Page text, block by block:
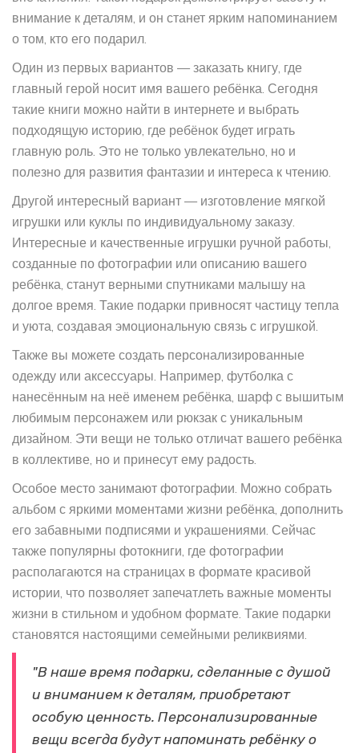
внимание к деталям, и он станет ярким напоминанием
о том, кто его подарил.
Один из первых вариантов — заказать книгу, где
главный герой носит имя вашего ребёнка. Сегодня
такие книги можно найти в интернете и выбрать
подходящую историю, где ребёнок будет играть
главную роль. Это не только увлекательно, но и
полезно для развития фантазии и интереса к чтению.
Другой интересный вариант — изготовление мягкой
игрушки или куклы по индивидуальному заказу.
Интересные и качественные игрушки ручной работы,
созданные по фотографии или описанию вашего
ребёнка, станут верными спутниками малышу на
долгое время. Такие подарки привносят частицу тепла
и уюта, создавая эмоциональную связь с игрушкой.
Также вы можете создать персонализированные
одежду или аксессуары. Например, футболка с
нанесённым на неё именем ребёнка, шарф с вышитым
любимым персонажем или рюкзак с уникальным
дизайном. Эти вещи не только отличат вашего ребёнка
в коллективе, но и принесут ему радость.
Особое место занимают фотографии. Можно собрать
альбом с яркими моментами жизни ребёнка, дополнить
его забавными подписями и украшениями. Сейчас
также популярны фотокниги, где фотографии
располагаются на страницах в формате красивой
истории, что позволяет запечатлеть важные моменты
жизни в стильном и удобном формате. Такие подарки
становятся настоящими семейными реликвиями.
"В наше время подарки, сделанные с душой
и вниманием к деталям, приобретают
особую ценность. Персонализированные
вещи всегда будут напоминать ребёнку о